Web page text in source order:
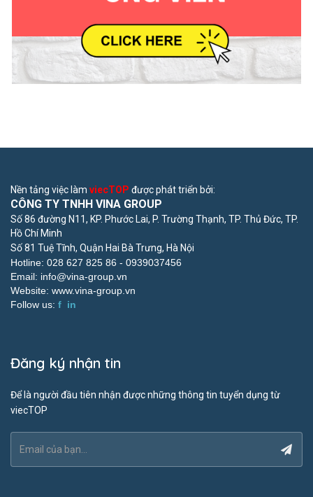
Nền tảng việc làm viecTOP được phát triển bởi:
CÔNG TY TNHH VINA GROUP
Số 86 đường N11, KP. Phước Lai, P. Trường Thạnh, TP. Thủ Đức, TP.
Hồ Chí Minh
Số 81 Tuệ Tĩnh, Quận Hai Bà Trưng, Hà Nội
Hotline: 028 627 825 86 - 0939037456
Email: info@vina-group.vn
Website: www.vina-group.vn
Follow us: f in
Đăng ký nhận tin
Để là người đầu tiên nhận được những thông tin tuyển dụng từ
viecTOP